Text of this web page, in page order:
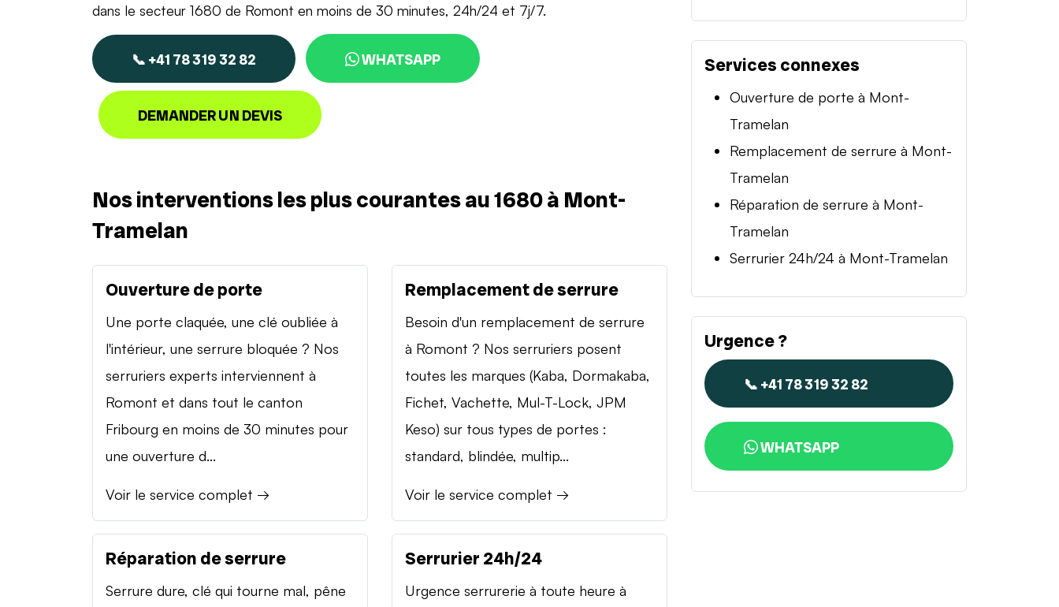
dans le secteur 1680 de Romont en moins de 30 minutes, 24h/24 et 7j/7.
📞 +41 78 319 32 82 WHATSAPP
DEMANDER UN DEVIS
Nos interventions les plus courantes au 1680 à Mont-
Tramelan
Ouverture de porte
Une porte claquée, une clé oubliée à
l'intérieur, une serrure bloquée ? Nos
serruriers experts interviennent à
Romont et dans tout le canton
Fribourg en moins de 30 minutes pour
une ouverture d...
Voir le service complet →
Remplacement de serrure
Besoin d'un remplacement de serrure
à Romont ? Nos serruriers posent
toutes les marques (Kaba, Dormakaba,
Fichet, Vachette, Mul-T-Lock, JPM
Keso) sur tous types de portes :
standard, blindée, multip...
Voir le service complet →
Réparation de serrure
Serrure dure, clé qui tourne mal, pêne
Serrurier 24h/24
Urgence serrurerie à toute heure à
Services connexes
Ouverture de porte à Mont-
Tramelan
Remplacement de serrure à Mont-
Tramelan
Réparation de serrure à Mont-
Tramelan
Serrurier 24h/24 à Mont-Tramelan
Urgence ?
📞 +41 78 319 32 82
WHATSAPP